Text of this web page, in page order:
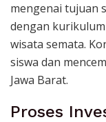
mengenai tujuan
dengan
wisata semata.
siswa dan
Jawa Barat.
Proses